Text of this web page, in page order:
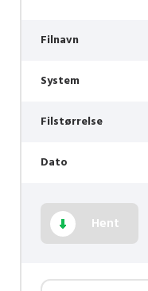
Filnavn
System
Filstørrelse
Dato
Hent